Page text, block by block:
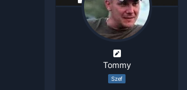
Tommy
Szef